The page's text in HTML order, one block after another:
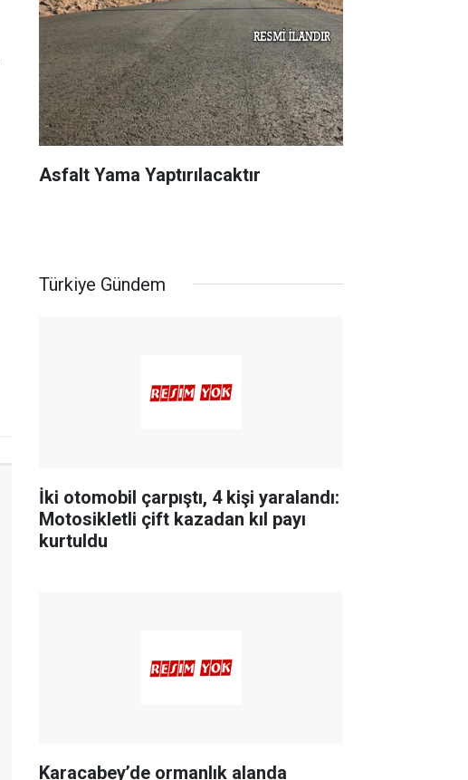
Asfalt Yama Yaptırılacaktır
Türkiye Gündem
İki otomobil çarpıştı, 4 kişi yaralandı:
Motosikletli çift kazadan kıl payı
kurtuldu
Karacabey’de ormanlık alanda